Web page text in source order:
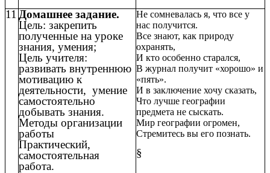
11 Домашнее задание.
Цель: закрепить
полученные на уроке
знания, умения;
Цель учителя:
развивать внутреннюю
мотивацию к
деятельности, умение
самостоятельно
добывать знания.
Методы организации
работы
Практический,
самостоятельная
работа.
Не сомневалась я, что все у
нас получится.
Все знают, как природу
охранять,
И кто особенно старался,
В журнал получит «хорошо» и
«пять».
И в заключение хочу сказать,
Что лучше географии
предмета не сыскать.
Мир географии огромен,
Стремитесь вы его познать.
§